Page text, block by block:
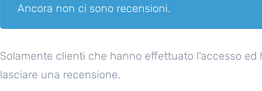
Ancora non ci sono recensioni.
Solamente clienti che hanno effettuato l'accesso
lasciare una recensione.